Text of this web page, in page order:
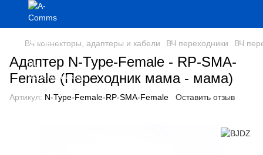
ВЧ коннекторы, адаптеры и кабели ВЧ переходники ВЧ
Адаптер N-Type-Female - RP-SMA-
Female (Переходник мама - мама)
Артикул: N-Type-Female-RP-SMA-Female Оставить отзыв